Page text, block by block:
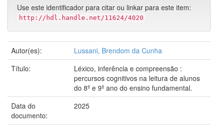
Use este identificador para citar ou linkar para este item:
http://hdl.handle.net/11624/4020
Autor(es):
Lussani, Brendom da Cunha
Título:
Léxico, inferência e compreensão :
percursos cognitivos na leitura de alunos
do 8º e 9º ano do ensino fundamental.
Data do
documento:
2025